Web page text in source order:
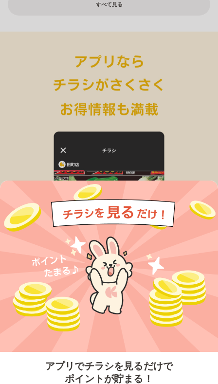
アプリでチラシを見るだけで
ポイントが貯まる！
すべて見る